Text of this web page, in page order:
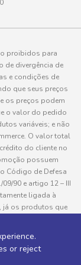
or reject
proibidos para
de divergência de
e condições de
que seus preços
os preços podem
o valor do pedido
variáveis; e não
O valor total
do cliente no
possuem
Código de Defesa
90 e artigo 12 – III
ligada à
já os produtos que
do item não será
podendo haver